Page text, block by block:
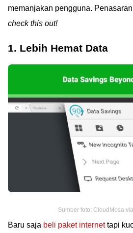
memanjakan pengguna.
check this out!
1. Lebih Hemat Data
Sumber foto: CloudMosa
Baru saja beli paket internettapi